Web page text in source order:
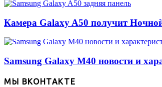
Камера Galaxy A50 получит
Samsung Galaxy M40 новости и
МЫ ВКОНТАКТЕ